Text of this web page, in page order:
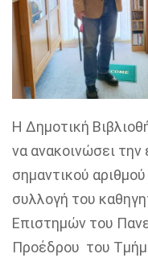
Η Δημοτική
να ανακοινώσει
σημαντικού
συλλογή του
Επιστημών του
Προέδρου του